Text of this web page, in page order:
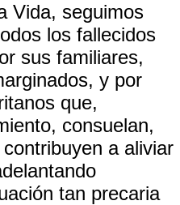
Vida, seguimos
los fallecidos
sus familiares,
y por
que,
consuelan,
a aliviar
tan precaria